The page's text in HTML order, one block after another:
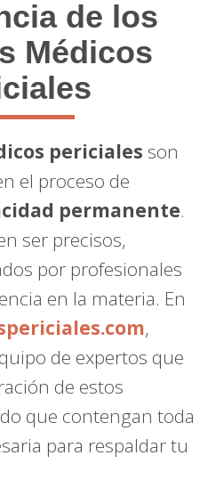
de los
Médicos
periciales son
el proceso de
permanente.
ser precisos,
por profesionales
en la materia. En
,
de expertos que
de estos
que contengan toda
para respaldar tu